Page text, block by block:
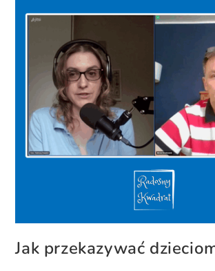
Jak przekazywać